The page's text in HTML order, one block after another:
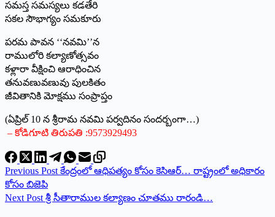
సమస్త సమస్యలు కడతేరి
సకల సౌభాగ్యం సమకూరు
పరమ పావన ‘‘నవమి’’న
రాములోరి కల్యాణోత్సవం
కళ్లారా వీక్షించి ఆరాధించిన
తనువణువణువు పులకితం
జీవితానికి మోక్షము సంప్రాప్తం
(ఏప్రిల్‌ 10 ‌న శ్రీరామ నవమి పర్వదినం సందర్బంగా…)
– కోడిగూటి తిరుపతి :9573929493
Previous Post కేంద్రంలో ఆధిపత్యం కోసం కెసిఆర్‌…‌ రాష్ట్రంలో అధికారం
కోసం బిజెపి
Next Post ‌శ్రీ సీతారాముల కల్యాణం చూతము రారండి…